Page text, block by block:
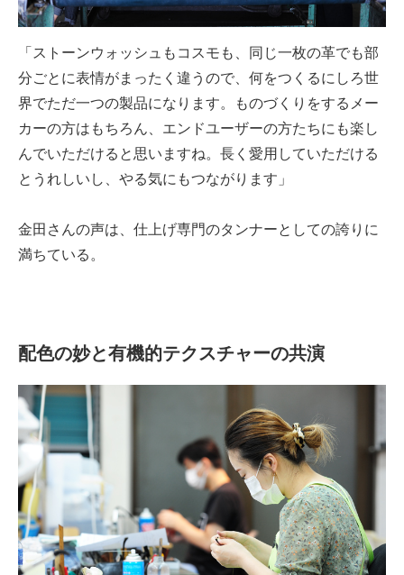
「ストーンウォッシュもコスモも、同じ一枚の革でも部
分ごとに表情がまったく違うので、何をつくるにしろ世
界でただ一つの製品になります。ものづくりをするメー
カーの方はもちろん、エンドユーザーの方たちにも楽し
んでいただけると思いますね。長く愛用していただける
とうれしいし、やる気にもつながります」
金田さんの声は、仕上げ専門のタンナーとしての誇りに
満ちている。
配色の妙と有機的テクスチャーの共演